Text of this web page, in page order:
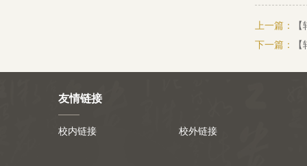
上一篇：
下一篇：
友情链接
校内链接 校外链接